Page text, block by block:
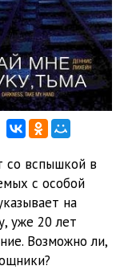
17:06
13:24
18:10
20:31
14:45
со вспышкой в
с особой
на
уже 20 лет
Возможно ли,